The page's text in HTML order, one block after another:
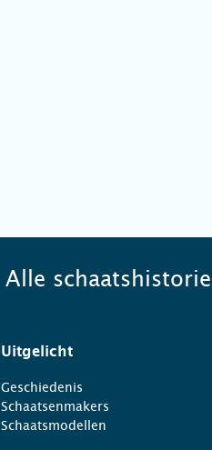
Alle
Uitgelicht
Geschiedenis
Schaatsenmakers
Schaatsmodellen